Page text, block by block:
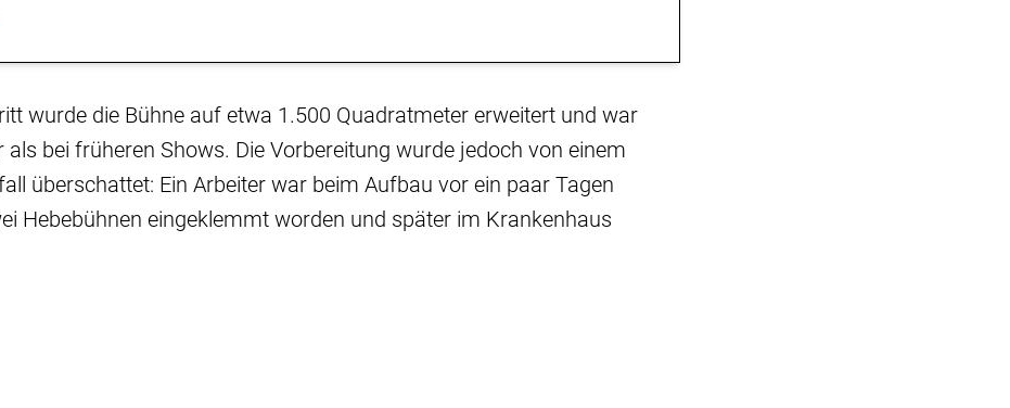
wurde die Bühne auf etwa 1.500 Quadratmeter erweitert und war
bei früheren Shows. Die Vorbereitung wurde jedoch von einem
überschattet: Ein Arbeiter war beim Aufbau vor ein paar Tagen
Hebebühnen eingeklemmt worden und später im Krankenhaus